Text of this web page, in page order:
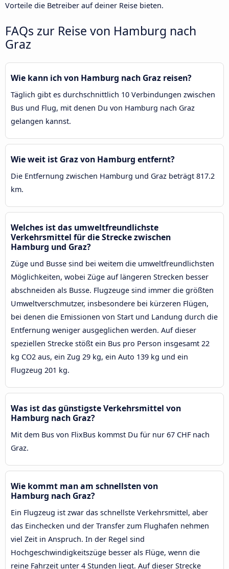
Vorteile die Betreiber auf deiner Reise bieten.
FAQs zur Reise von Hamburg nach
Graz
Wie kann ich von Hamburg nach Graz reisen?
Täglich gibt es durchschnittlich 10 Verbindungen zwischen
Bus und Flug, mit denen Du von Hamburg nach Graz
gelangen kannst.
Wie weit ist Graz von Hamburg entfernt?
Die Entfernung zwischen Hamburg und Graz beträgt 817.2
km.
Welches ist das umweltfreundlichste
Verkehrsmittel für die Strecke zwischen
Hamburg und Graz?
Züge und Busse sind bei weitem die umweltfreundlichsten
Möglichkeiten, wobei Züge auf längeren Strecken besser
abschneiden als Busse. Flugzeuge sind immer die größten
Umweltverschmutzer, insbesondere bei kürzeren Flügen,
bei denen die Emissionen von Start und Landung durch die
Entfernung weniger ausgeglichen werden. Auf dieser
speziellen Strecke stößt ein Bus pro Person insgesamt 22
kg CO2 aus, ein Zug 29 kg, ein Auto 139 kg und ein
Flugzeug 201 kg.
Was ist das günstigste Verkehrsmittel von
Hamburg nach Graz?
Mit dem Bus von FlixBus kommst Du für nur 67 CHF nach
Graz.
Wie kommt man am schnellsten von
Hamburg nach Graz?
Ein Flugzeug ist zwar das schnellste Verkehrsmittel, aber
das Einchecken und der Transfer zum Flughafen nehmen
viel Zeit in Anspruch. In der Regel sind
Hochgeschwindigkeitszüge besser als Flüge, wenn die
reine Fahrzeit unter 4 Stunden liegt. Auf dieser Strecke